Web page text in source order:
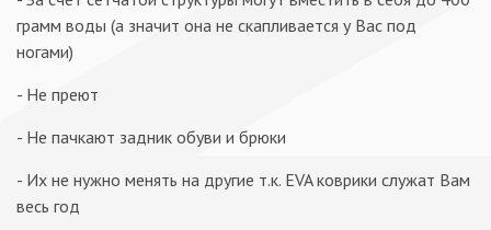
грамм воды (а значит она не скапливается у Вас под
ногами)
- Не преют
- Не пачкают задник обуви и брюки
- Их не нужно менять на другие т.к. EVA коврики служат Вам
весь год